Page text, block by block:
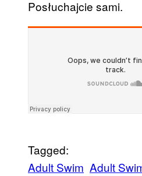
Posłuchajcie sami.
Tagged:
Adult Swim Adult